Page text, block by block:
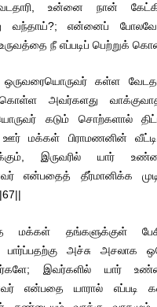
உன்னை நான்
வந்தாய்?; என்னைப்
நீ எப்படிப் பெற்றுக்
ஒருவரையொருவர் கள்ள
கொள்ள அவர்களது
கடும் சொற்களால்
ஊர் மக்கள் பிராமணனின்
இருவரில் யார்
என்பதைத் தீர்மானிக்க
மக்கள் தங்களுக்குள்
பார்ப்பதற்கு அச்சு அசலாக
இவர்களில் யார்
என்பதை யாரால் எப்படி